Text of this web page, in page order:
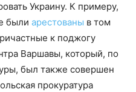
Украину. К примеру,
были арестованы в том
к поджогу
Варшавы, который, по
был также совершен
прокуратура